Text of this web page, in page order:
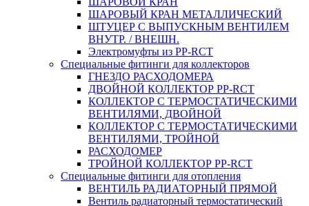
ШАРОВЫЙ КРАН МЕТАЛЛИЧЕСКИЙ
ШТУЦЕР С ВЫПУСКНЫМ ВЕНТИЛЕМ
ВНУТР. / ВНЕШН.
Электромуфты из PP-RCT
Специальные фитинги для коллекторов
ГНЕЗДО РАСХОДОМЕРА
ДВОЙНОЙ КОЛЛЕКТОР PP-RCT
КОЛЛЕКТОР С ТЕРМОСТАТИЧЕСКИМИ
ВЕНТИЛЯМИ, ДВОЙНОЙ
КОЛЛЕКТОР С ТЕРМОСТАТИЧЕСКИМИ
ВЕНТИЛЯМИ, ТРОЙНОЙ
РАСХОДОМЕР
ТРОЙНОЙ КОЛЛЕКТОР PP-RCT
Специальные фитинги для отопления
ВЕНТИЛЬ РАДИАТОРНЫЙ ПРЯМОЙ
Вентиль радиаторный термостатический